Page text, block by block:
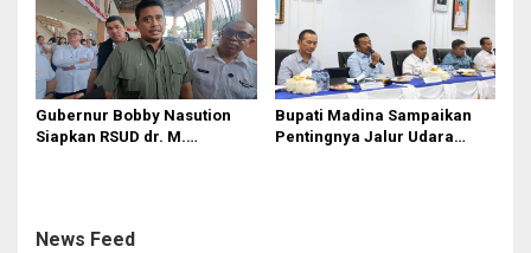
Gubernur Bobby Nasution
Siapkan RSUD dr. M.
Bupati Madina Sampaikan
Pentingnya Jalur Udara
News Feed